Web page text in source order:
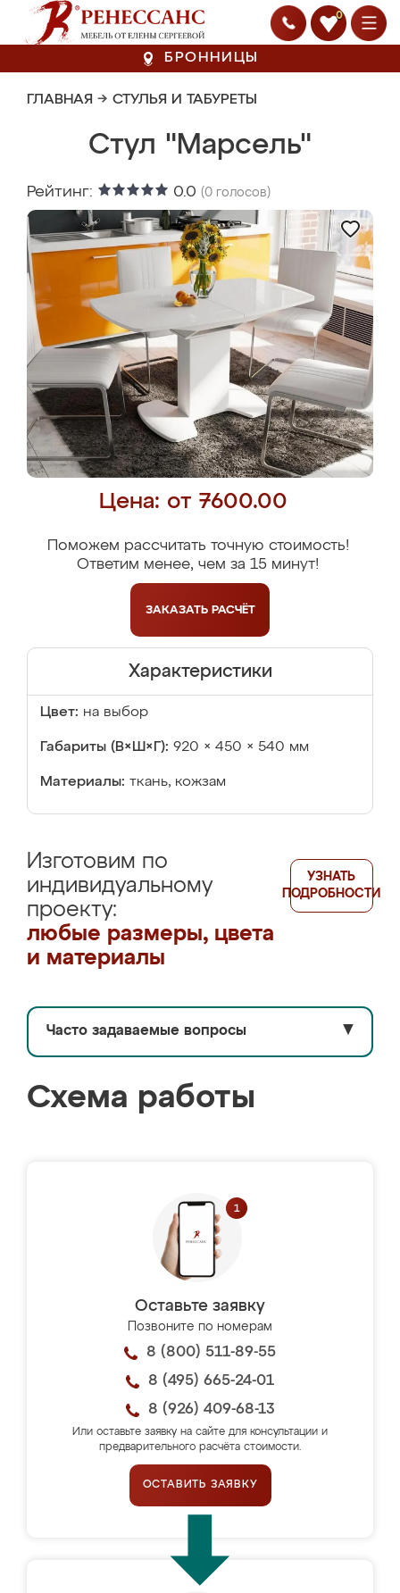
0
БРОННИЦЫ
ГЛАВНАЯ → СТУЛЬЯ И ТАБУРЕТЫ
Стул "Марсель"
Рейтинг: 0.0 (0 голосов)
Цена: от 7600.00
Поможем рассчитать точную стоимость!
Ответим менее, чем за 15 минут!
ЗАКАЗАТЬ РАСЧЁТ
Характеристики
Цвет: на выбор
Габариты (В×Ш×Г): 920 × 450 × 540 мм
Материалы: ткань, кожзам
Изготовим по
индивидуальному
проекту:
любые размеры, цвета
и материалы
УЗНАТЬ
ПОДРОБНОСТИ
Часто задаваемые вопросы ▼
Схема работы
Оставьте заявку
Позвоните по номерам
8 (800) 511-89-55
8 (495) 665-24-01
8 (926) 409-68-13
Или оставьте заявку на сайте для консультации и
предварительного расчёта стоимости.
ОСТАВИТЬ ЗАЯВКУ